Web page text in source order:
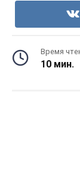
Время
10 мин.